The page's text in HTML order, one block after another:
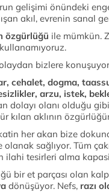
gelişimi önündeki
akıl, evrenin sanal
özgürlüğü ile mümkün.
bizlere
cehalet, dogma,
arzu, istek,
dolayı olanı olduğu
kılan aklının
her akan bize
sağlıyor. Tüm
ilahi tesirleri alma
bir et parçası olan
dönüşüyor. Nefs, razı